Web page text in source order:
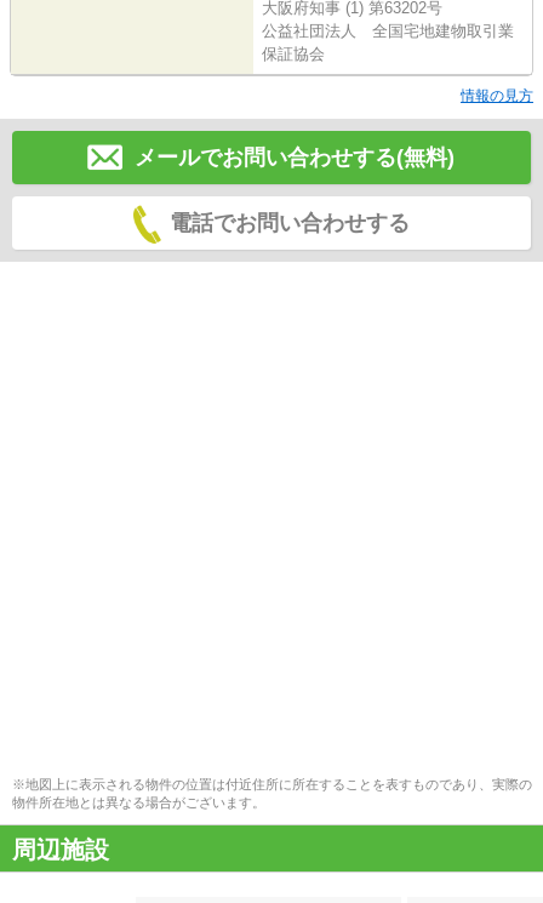
大阪府知事 (1) 第63202号
公益社団法人 全国宅地建物取引業
保証協会
情報の見方
メールでお問い合わせする(無料)
電話でお問い合わせする
※地図上に表示される物件の位置は付近住所に所在することを表すものであり、実際の
物件所在地とは異なる場合がございます。
周辺施設